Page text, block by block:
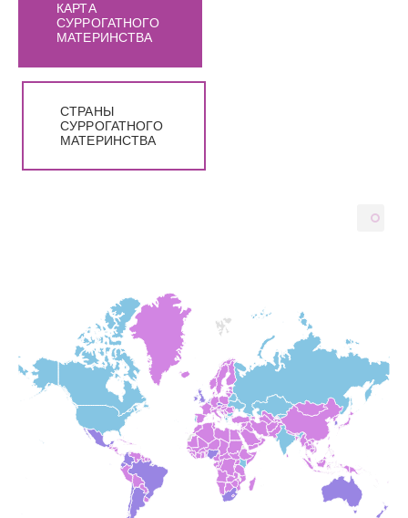
КАРТА
СУРРОГАТНОГО
МАТЕРИНСТВА
СТРАНЫ
СУРРОГАТНОГО
МАТЕРИНСТВА